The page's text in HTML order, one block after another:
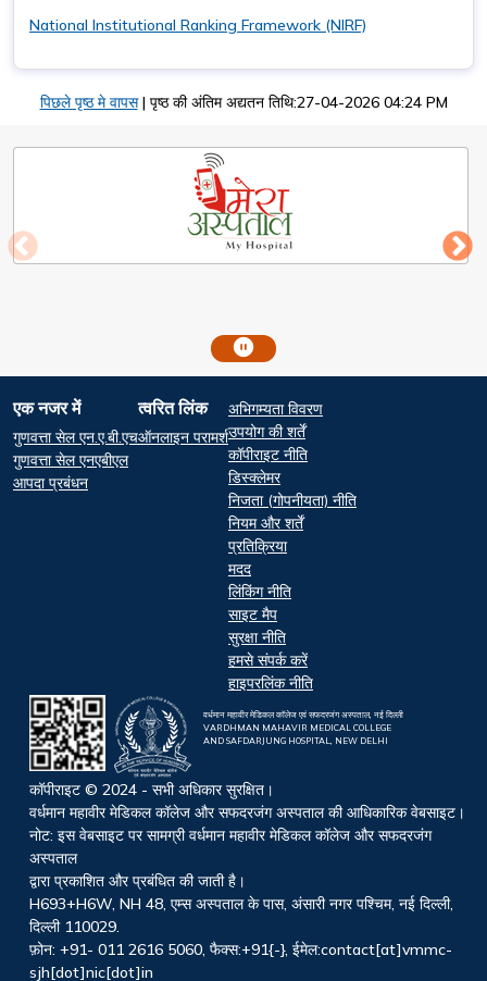
National Institutional Ranking Framework (NIRF)
पिछले पृष्ठ मे वापस | पृष्ठ की अंतिम अद्यतन तिथि:27-04-2026 04:24 PM
एक नजर में
At a glance
गुणवत्ता सेल एन.ए.बी.एच
गुणवत्ता सेल एनएबीएल
आपदा प्रबंधन
त्वरित लिंक
Quick Links
ऑनलाइन परामर्श
Footer
अभिगम्यता विवरण
उपयोग की शर्तें
कॉपीराइट नीति
डिस्क्लेमर
निजता (गोपनीयता) नीति
नियम और शर्तें
प्रतिक्रिया
मदद
लिंकिंग नीति
साइट मैप
सुरक्षा नीति
हमसे संपर्क करें
हाइपरलिंक नीति
वर्धमान महावीर मेडिकल कॉलेज एवं सफदरजंग अस्पताल, नई दिल्ली
VARDHMAN MAHAVIR MEDICAL COLLEGE
AND SAFDARJUNG HOSPITAL, NEW DELHI
कॉपीराइट © 2024 - सभी अधिकार सुरक्षित।
वर्धमान महावीर मेडिकल कॉलेज और सफदरजंग अस्पताल की आधिकारिक वेबसाइट।
नोट: इस वेबसाइट पर सामग्री वर्धमान महावीर मेडिकल कॉलेज और सफदरजंग
अस्पताल
द्वारा प्रकाशित और प्रबंधित की जाती है।
H693+H6W, NH 48, एम्स अस्पताल के पास, अंसारी नगर पश्चिम, नई दिल्ली,
दिल्ली 110029.
फ़ोन: +91- 011 2616 5060, फैक्स:+91{-}, ईमेल:contact[at]vmmc-
sjh[dot]nic[dot]in